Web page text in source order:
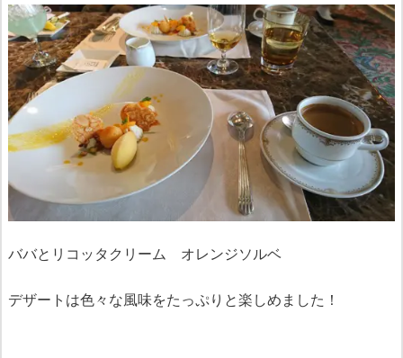
ババとリコッタクリーム オレンジソルベ
デザートは色々な風味をたっぷりと楽しめました！